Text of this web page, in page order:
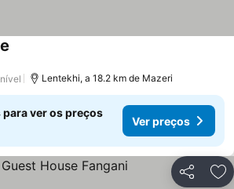
Lentekhi, a 18.2 km de Mazeri
para ver os preços
Ver preços
Partilhar